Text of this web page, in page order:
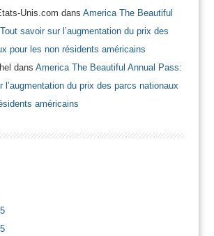
Unis.com dans America The Beautiful
savoir sur l’augmentation du prix des
pour les non résidents américains
dans America The Beautiful Annual Pass:
l’augmentation du prix des parcs nationaux
américains